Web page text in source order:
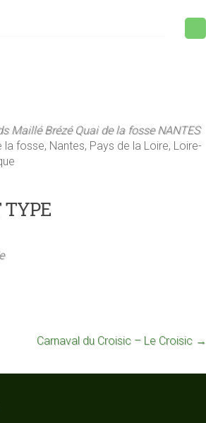
iCalendar
Maillé Brézé Quai de la fosse NANTES
la fosse, Nantes, Pays de la Loire, Loire-
Carnaval du Croisic – Le Croisic →